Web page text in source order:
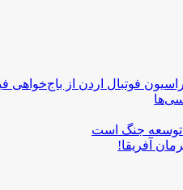
فوتبال اردن از باج‌خواهی
توسعه جنگ است